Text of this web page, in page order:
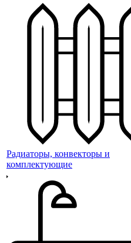
Радиаторы, конвекторы и
комплектующие